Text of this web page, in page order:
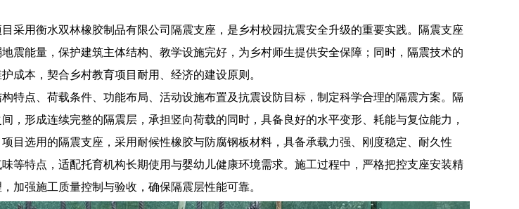
采用衡水双林橡胶制品有限公司隔震支座，是乡村校园抗震安全升级的重要实践。隔震支座
震能量，保护建筑主体结构、教学设施完好，为乡村师生提供安全保障；同时，隔震技术的
成本，契合乡村教育项目耐用、经济的建设原则。
特点、荷载条件、功能布局、活动设施布置及抗震设防目标，制定科学合理的隔震方案。隔
，形成连续完整的隔震层，承担竖向荷载的同时，具备良好的水平变形、耗能与复位能力，
目选用的隔震支座，采用耐候性橡胶与防腐钢板材料，具备承载力强、刚度稳定、耐久性
等特点，适配托育机构长期使用与婴幼儿健康环境需求。施工过程中，严格把控支座安装精
加强施工质量控制与验收，确保隔震层性能可靠。